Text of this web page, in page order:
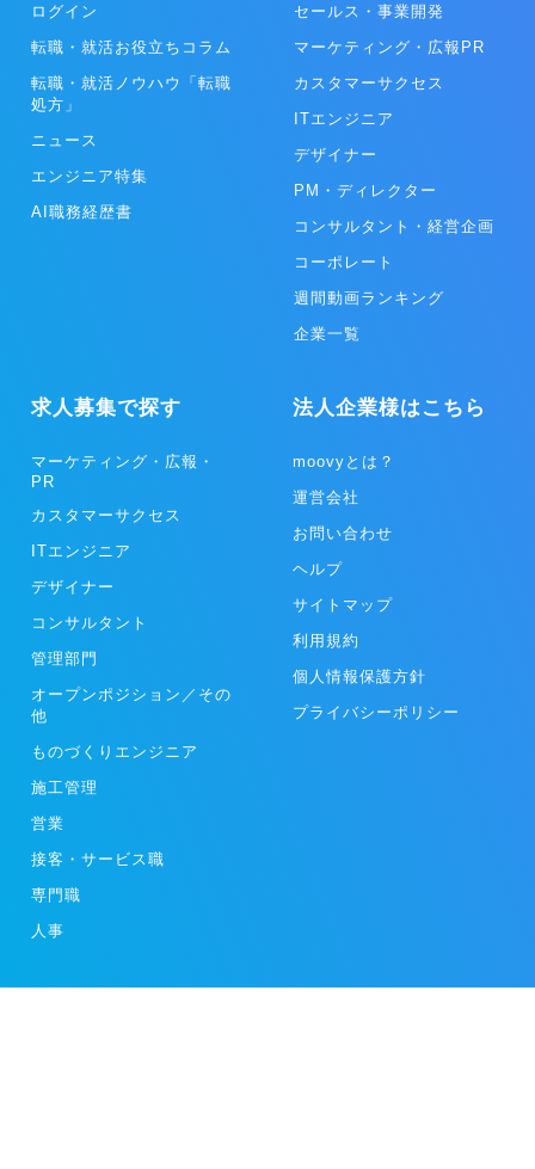
ログイン
転職・就活お役立ちコラム
転職・就活ノウハウ「転職
処方」
ニュース
エンジニア特集
AI職務経歴書
セールス・事業開発
マーケティング・広報PR
カスタマーサクセス
ITエンジニア
デザイナー
PM・ディレクター
コンサルタント・経営企画
コーポレート
週間動画ランキング
企業一覧
求人募集で探す
マーケティング・広報・
PR
カスタマーサクセス
ITエンジニア
デザイナー
コンサルタント
管理部門
オープンポジション／その
他
ものづくりエンジニア
施工管理
営業
接客・サービス職
専門職
人事
法人企業様はこちら
moovyとは？
運営会社
お問い合わせ
ヘルプ
サイトマップ
利用規約
個人情報保護方針
プライバシーポリシー